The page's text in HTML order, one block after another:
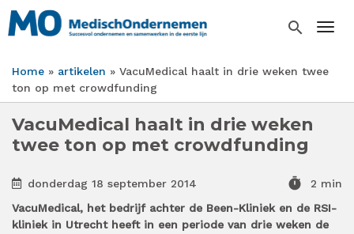
Overslaan
en
inhoud
gaan
search
Kruimelpad
Home artikelen
VacuMedical haalt in drie weken twee
ton op met crowdfunding
VacuMedical haalt in drie weken
twee ton op met crowdfunding
donderdag 18 september 2014 timer
2 min
VacuMedical, het bedrijf achter de Been-Kliniek en de RSI-
kliniek in Utrecht heeft in een periode van drie weken de